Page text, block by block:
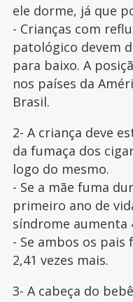
ele dorme, já que
- Crianças com
patológico devem
para baixo. A
nos países da
Brasil.
2- A criança deve
da fumaça dos
logo do mesmo.
- Se a mãe fuma
primeiro ano de
síndrome aumenta
- Se ambos os
2,41 vezes mais.
3- A cabeça do